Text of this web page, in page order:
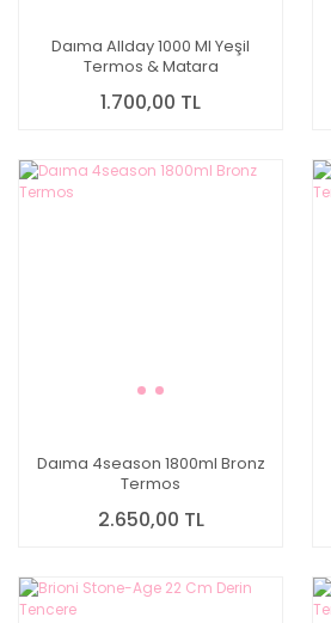
Daıma Allday 1000 Ml Yeşil
Termos & Matara
1.700,00 TL
Daıma 4season 1800ml Bronz
Termos
2.650,00 TL